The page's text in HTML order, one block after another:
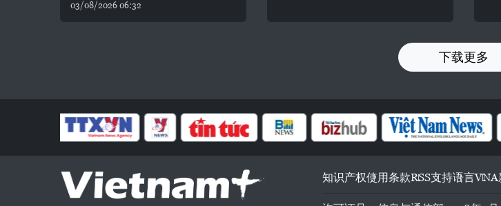
03/08/2026 06:32
下载更多
知识产权使用条款RSS支持语言VNA